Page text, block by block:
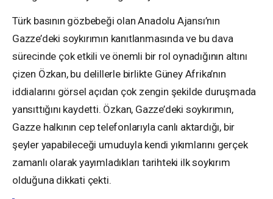
Türk basının gözbebeği olan Anadolu Ajansı’nın
Gazze’deki soykırımın kanıtlanmasında ve bu dava
sürecinde çok etkili ve önemli bir rol oynadığının altını
çizen Özkan, bu delillerle birlikte Güney Afrika’nın
iddialarını görsel açıdan çok zengin şekilde duruşmada
yansıttığını kaydetti. Özkan, Gazze’deki soykırımın,
Gazze halkının cep telefonlarıyla canlı aktardığı, bir
şeyler yapabileceği umuduyla kendi yıkımlarını gerçek
zamanlı olarak yayımladıkları tarihteki ilk soykırım
olduğuna dikkati çekti.